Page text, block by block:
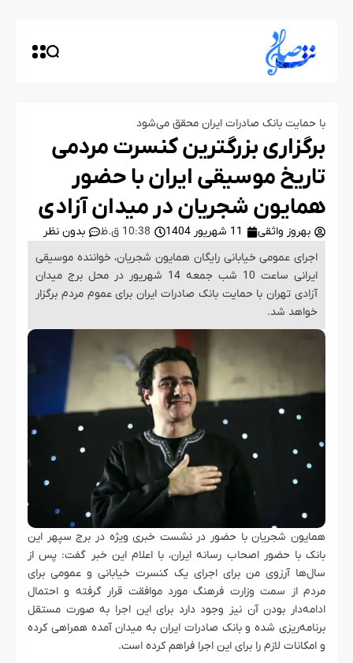
با حمایت بانک صادرات ایران محقق می‌شود
برگزاری بزرگترین کنسرت مردمی
تاریخ موسیقی ایران با حضور
همایون شجریان در میدان آزادی
بهروز واثقی 11 شهریور 1404 10:38 ق.ظ
بدون نظر
​اجرای عمومی خیابانی رایگان همایون شجریان، خواننده موسیقی
ایرانی ساعت 10 شب جمعه 14 شهریور در محل برج میدان
آزادی تهران با حمایت بانک صادرات ایران برای عموم مردم برگزار
خواهد شد.
همایون شجریان با حضور در نشست خبری ویژه در برج سپهر این
بانک با حضور اصحاب رسانه ایران، با اعلام این خبر گفت: پس از
سال‌ها آرزوی من برای اجرای یک کنسرت خیابانی و عمومی برای
مردم از سمت وزارت فرهنگ مورد موافقت قرار گرفته و احتمال
ادامه‌دار بودن آن نیز وجود دارد برای این اجرا به صورت مستقل
برنامه‌ریزی شده و بانک صادرات ایران به میدان آمده همراهی کرده
و امکانات لازم را برای این اجرا فراهم کرده است.